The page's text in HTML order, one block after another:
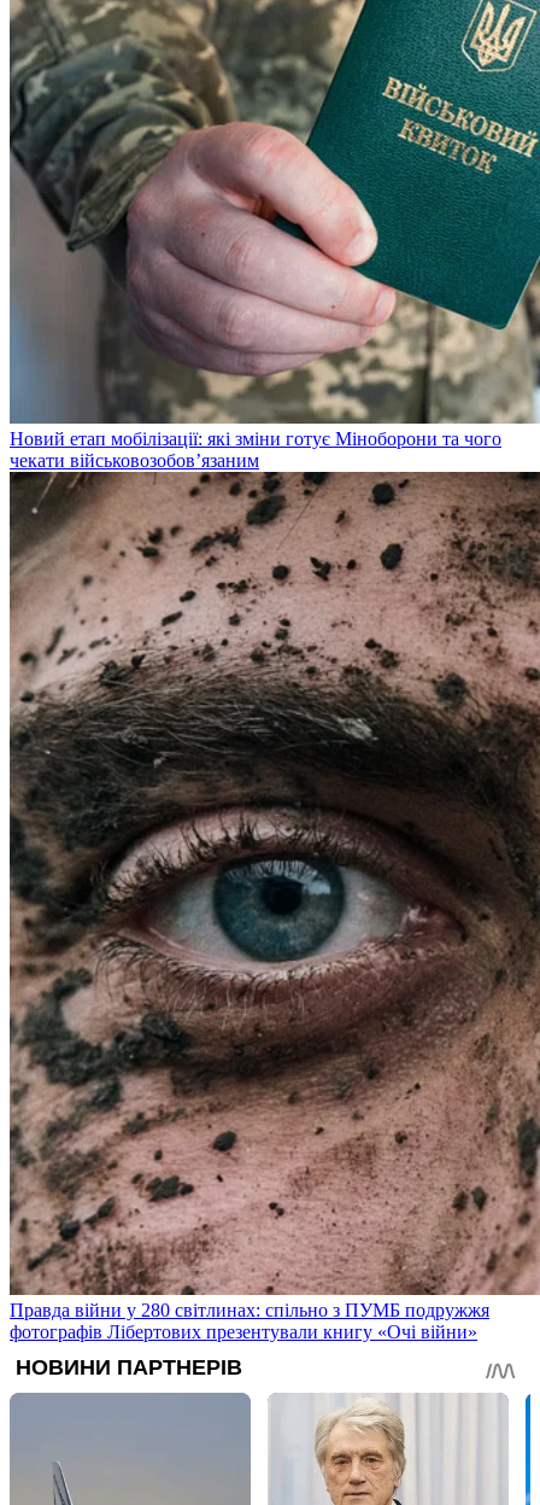
Новий етап мобілізації: які зміни готує Міноборони та чого
чекати військовозобов’язаним
Правда війни у 280 світлинах: спільно з ПУМБ подружжя
фотографів Лібертових презентували книгу «Очі війни»